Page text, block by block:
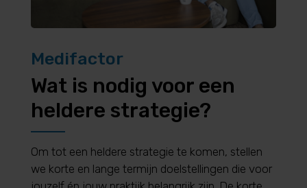
Medifactor
Wat is nodig voor een
heldere strategie?
Om tot een heldere strategie te komen, stellen
we korte en lange termijn doelstellingen die voor